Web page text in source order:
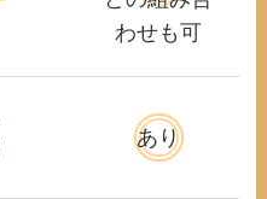
わせも可
あり